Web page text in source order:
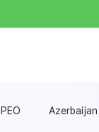
PEO Azerbaijan